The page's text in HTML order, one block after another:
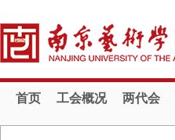
首页 工会概况 两代会